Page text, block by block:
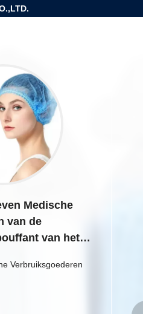
Medische
van de
van het
GLB
Verbruiksgoederen